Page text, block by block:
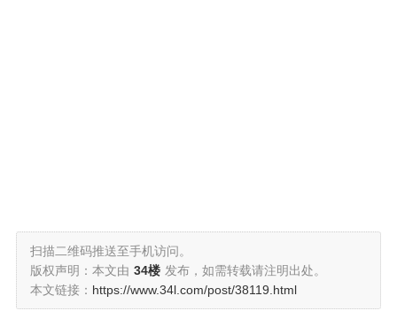
扫描二维码推送至手机访问。
版权声明：本文由 34楼 发布，如需转载请注明出处。
本文链接： https://www.34l.com/post/38119.html